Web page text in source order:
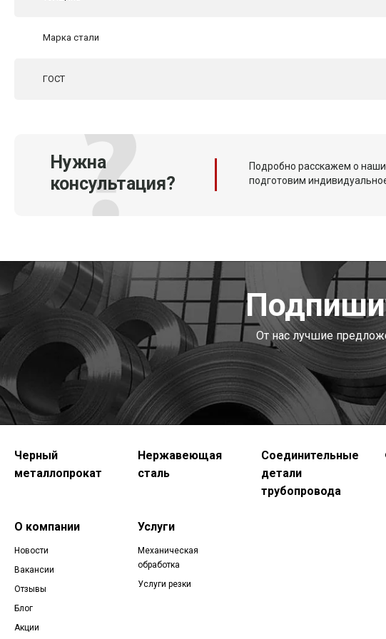
Марка стали
ГОСТ
Нужна
консультация?
Подробно расскажем о
подготовим
От нас лучшие
Черный
металлопрокат
Нержавеющая
сталь
Соединительные
детали
трубопровода
О компании
Новости
Вакансии
Отзывы
Блог
Акции
Услуги
Механическая
обработка
Услуги резки